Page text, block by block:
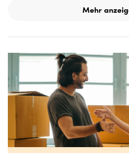
Mehr